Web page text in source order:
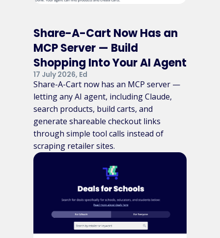
Share-A-Cart Now Has an
MCP Server — Build
Shopping Into Your AI Agent
17 July 2026, Ed
Share-A-Cart now has an MCP server —
letting any AI agent, including Claude,
search products, build carts, and
generate shareable checkout links
through simple tool calls instead of
scraping retailer sites.